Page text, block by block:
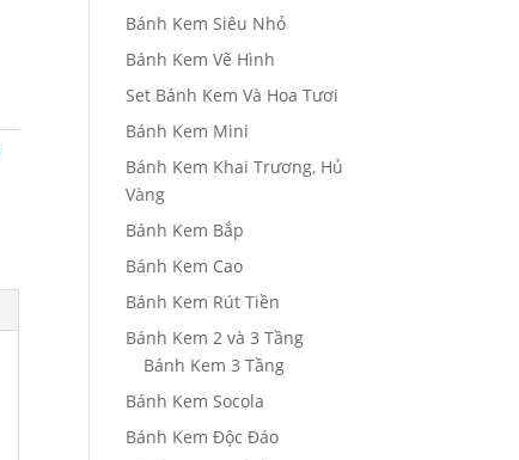
Bánh Kem Siêu Nhỏ
Bánh Kem Vẽ Hình
Set Bánh Kem Và Hoa Tươi
Bánh Kem Mini
Bánh Kem Khai Trương, Hủ
Vàng
Bánh Kem Bắp
Bánh Kem Cao
Bánh Kem Rút Tiền
Bánh Kem 2 và 3 Tầng
Bánh Kem 3 Tầng
Bánh Kem Socola
Bánh Kem Độc Đáo